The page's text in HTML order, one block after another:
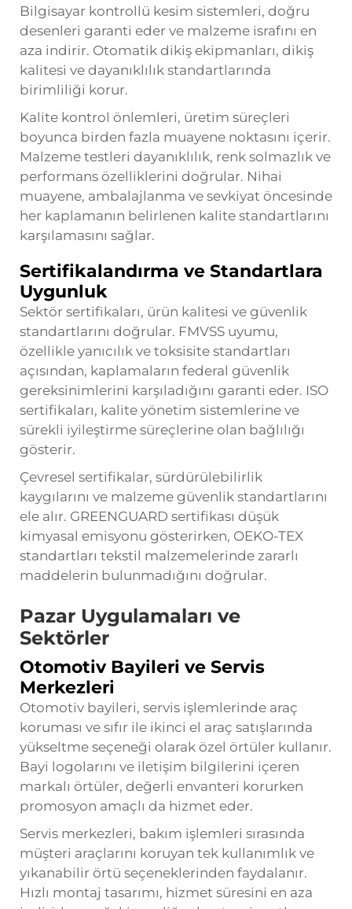
Bilgisayar kontrollü kesim sistemleri, doğru
desenleri garanti eder ve malzeme israfını en
aza indirir. Otomatik dikiş ekipmanları, dikiş
kalitesi ve dayanıklılık standartlarında
birimliliği korur.
Kalite kontrol önlemleri, üretim süreçleri
boyunca birden fazla muayene noktasını içerir.
Malzeme testleri dayanıklılık, renk solmazlık ve
performans özelliklerini doğrular. Nihai
muayene, ambalajlanma ve sevkiyat öncesinde
her kaplamanın belirlenen kalite standartlarını
karşılamasını sağlar.
Sertifikalandırma ve Standartlara
Uygunluk
Sektör sertifikaları, ürün kalitesi ve güvenlik
standartlarını doğrular. FMVSS uyumu,
özellikle yanıcılık ve toksisite standartları
açısından, kaplamaların federal güvenlik
gereksinimlerini karşıladığını garanti eder. ISO
sertifikaları, kalite yönetim sistemlerine ve
sürekli iyileştirme süreçlerine olan bağlılığı
gösterir.
Çevresel sertifikalar, sürdürülebilirlik
kaygılarını ve malzeme güvenlik standartlarını
ele alır. GREENGUARD sertifikası düşük
kimyasal emisyonu gösterirken, OEKO-TEX
standartları tekstil malzemelerinde zararlı
maddelerin bulunmadığını doğrular.
Pazar Uygulamaları ve
Sektörler
Otomotiv Bayileri ve Servis
Merkezleri
Otomotiv bayileri, servis işlemlerinde araç
koruması ve sıfır ile ikinci el araç satışlarında
yükseltme seçeneği olarak özel örtüler kullanır.
Bayi logolarını ve iletişim bilgilerini içeren
markalı örtüler, değerli envanteri korurken
promosyon amaçlı da hizmet eder.
Servis merkezleri, bakım işlemleri sırasında
müşteri araçlarını koruyan tek kullanımlık ve
yıkanabilir örtü seçeneklerinden faydalanır.
Hızlı montaj tasarımı, hizmet süresini en aza